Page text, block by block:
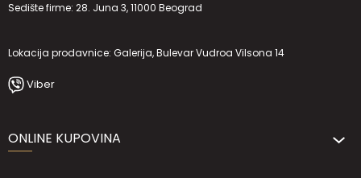
Sedište firme: 28. Juna 3, 11000 Beograd
Lokacija prodavnice: Galerija, Bulevar Vudroa Vilsona 14
Viber
ONLINE KUPOVINA